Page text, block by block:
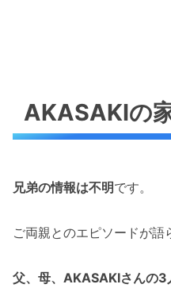
AKASAKIの
兄弟の情報は不明です。
ご両親とのエピソードが語
父、母、AKASAKIさんの3